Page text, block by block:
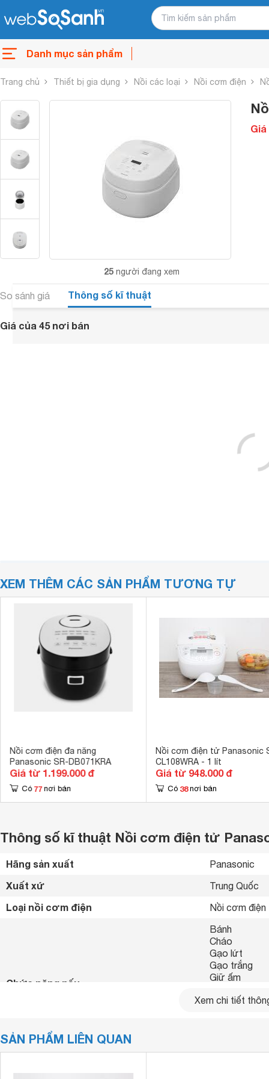
Danh mục sản phẩm
Trang chủ Thiết bị gia dụng Nồi các loại Nồi cơm điện
25 người đang xem
Giá
So sánh giá Thông số kĩ thuật
Giá của 45 nơi bán
XEM THÊM CÁC SẢN PHẨM TƯƠNG TỰ
Nồi cơm điện đa năng
Panasonic SR-DB071KRA
Giá từ 1.199.000 đ
Có 77 nơi bán
Nồi cơm điện tử Panasonic
CL108WRA - 1 lít
Giá từ 948.000 đ
Có 38 nơi bán
Thông số kĩ thuật Nồi cơm điện tử
Hãng sản xuất Panasonic
Xuất xứ Trung Quốc
Loại nồi cơm điện Nồi cơm
Chức năng nấu
Bánh
Cháo
Gạo lứt
Gạo trắng
Giữ ấm
Nấu không
Xem chi tiết
SẢN PHẨM LIÊN QUAN